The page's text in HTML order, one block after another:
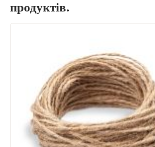
продуктів.